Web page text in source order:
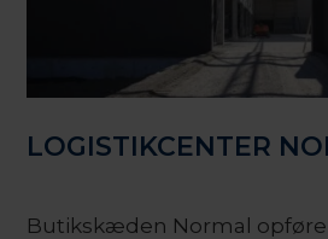
LOGISTIKCENTER
Butikskæden Normal